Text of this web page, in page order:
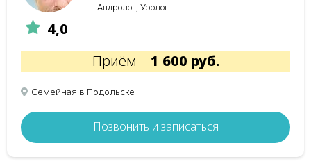
4,0
Андролог, Уролог
Приём – 1 600 руб.
Семейная в Подольске
Позвонить и записаться